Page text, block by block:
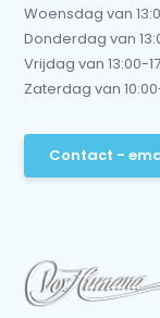
Woensdag van
Donderdag van
Vrijdag van 13:00-
Zaterdag van
Contact -